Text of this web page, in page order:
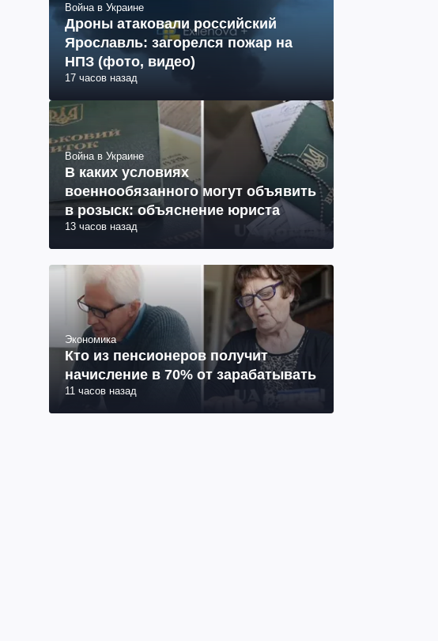
Война в Украине
Дроны атаковали российский
Ярославль: загорелся пожар на
НПЗ (фото, видео)
17 часов назад
Война в Украине
В каких условиях
военнообязанного могут объявить
в розыск: объяснение юриста
13 часов назад
Экономика
Кто из пенсионеров получит
начисление в 70% от зарабатывать
11 часов назад